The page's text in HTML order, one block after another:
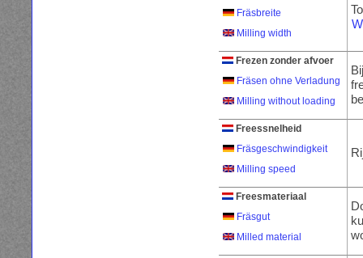
Fräsbreite
Milling width
Frezen zonder afvoer
Fräsen ohne Verladung
Milling without loading
Freessnelheid
Fräsgeschwindigkeit
Milling speed
Freesmateriaal
Fräsgut
Milled material